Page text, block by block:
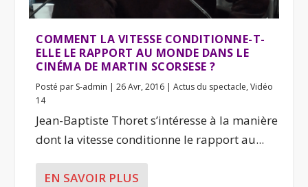
COMMENT LA VITESSE CONDITIONNE-T-
ELLE LE RAPPORT AU MONDE DANS LE
CINÉMA DE MARTIN SCORSESE ?
Posté par S-admin |26 Avr, 2016 |Actus du spectacle,Vidéo
14
Jean-Baptiste Thoret s’intéresse à la manière
dont la vitesse conditionne le rapport au...
EN SAVOIR PLUS